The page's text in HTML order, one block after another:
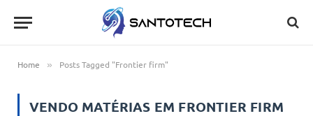
Home » Posts Tagged "Frontier firm"
VENDO MATÉRIAS EM FRONTIER FIRM